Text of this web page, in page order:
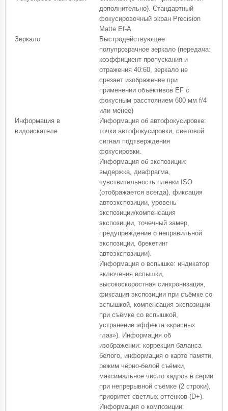
дополнительно). Стандартный
фокусировочный экран Precision
Matte Ef-A
Зеркало
Быстродействующее
полупрозрачное зеркало (передача:
коэффициент пропускания и
отражения 40:60, зеркало не
срезает изображение при
применении объективов EF с
фокусным расстоянием 600 мм f/4
или менее)
Информация в
видоискателе
Информация об автофокусировке:
точки автофокусировки, световой
сигнал подтверждения
фокусировки.
Информация об экспозиции:
выдержка, диафрагма,
чувствительность плёнки ISO
(отображается всегда), фиксация
автоэкспозиции, уровень
экспозиции/компенсация
экспозиции, точечный замер,
предупреждение о неправильной
экспозиции, брекетинг
автоэкспозиции).
Информация о вспышке: индикатор
включения вспышки,
высокоскоростная синхронизация,
фиксация экспозиции при съёмке со
вспышкой, компенсация экспозиции
при съёмке со вспышкой,
устранение эффекта «красных
глаз»). Информация об
изображении: коррекция баланса
белого, информация о карте памяти,
режим чёрно-белой съёмки,
максимальное число кадров в серии
при непрерывной съёмке (2 строки),
приоритет светлых оттенков (D+).
Информация о композиции: